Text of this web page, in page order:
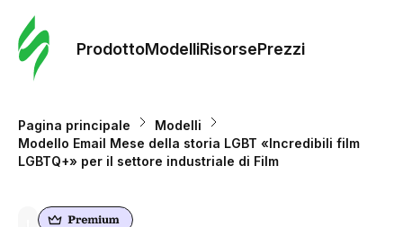
ProdottoModelliRisorsePrezzi
Pagina principale
Modelli
Modello Email Mese della storia LGBT «Incredibili film
LGBTQ+» per il settore industriale di Film